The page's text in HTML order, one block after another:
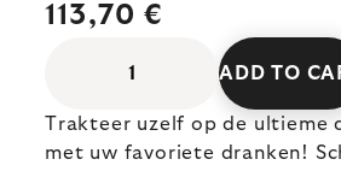
113,70 €
ADD TO
Trakteer uzelf op de ultieme
met uw favoriete dranken!